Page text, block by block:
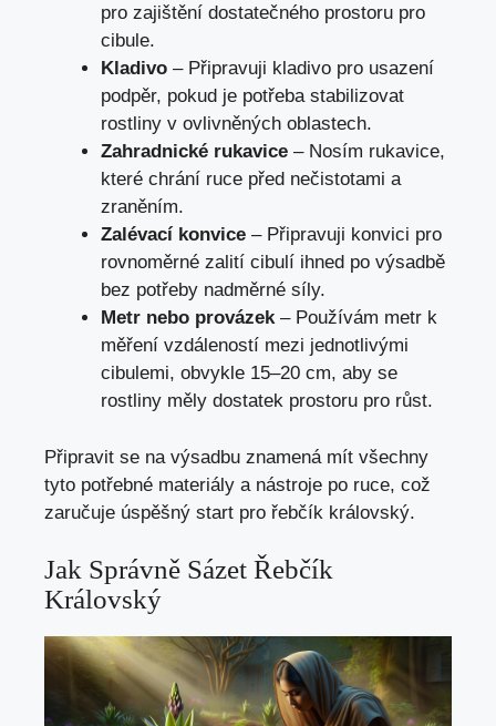
pro zajištění dostatečného prostoru pro
cibule.
Kladivo – Připravuji kladivo pro usazení
podpěr, pokud je potřeba stabilizovat
rostliny v ovlivněných oblastech.
Zahradnické rukavice – Nosím rukavice,
které chrání ruce před nečistotami a
zraněním.
Zalévací konvice – Připravuji konvici pro
rovnoměrné zalití cibulí ihned po výsadbě
bez potřeby nadměrné síly.
Metr nebo provázek– Používám metr k
měření vzdáleností mezi jednotlivými
cibulemi, obvykle 15–20 cm, aby se
rostliny měly dostatek prostoru pro růst.
Připravit se na výsadbu znamená mít všechny
tyto potřebné materiály a nástroje po ruce, což
zaručuje úspěšný start pro řebčík královský.
Jak Správně Sázet Řebčík
Královský